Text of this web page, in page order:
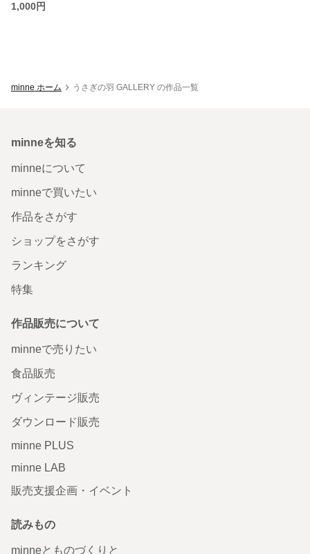
1,000円
minne ホーム うさぎの羽 GALLERY の作品一覧
minneを知る
minneについて
minneで買いたい
作品をさがす
ショップをさがす
ランキング
特集
作品販売について
minneで売りたい
食品販売
ヴィンテージ販売
ダウンロード販売
minne PLUS
minne LAB
販売支援企画・イベント
読みもの
minneとものづくりと